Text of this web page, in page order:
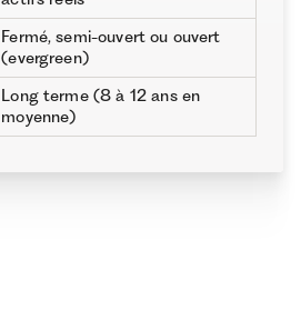
Fermé, semi-ouvert ou ouvert
(evergreen)
Long terme (8 à 12 ans en
moyenne)